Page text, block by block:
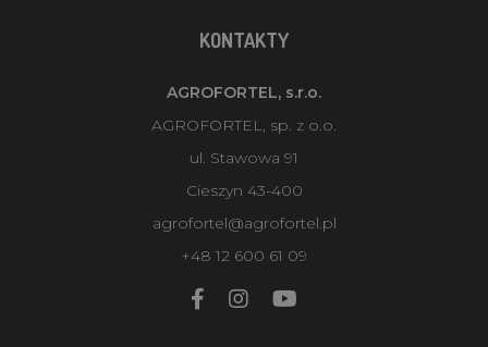
KONTAKTY
AGROFORTEL, s.r.o.
AGROFORTEL, sp. z o.o.
ul. Stawowa 91
Cieszyn 43-400
agrofortel@agrofortel.pl
+48 12 600 61 09